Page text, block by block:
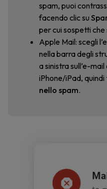
spam, puoi
facendo clic su
per cui sospetti che
Apple Mail: scegli
nella barra degli
a sinistra sull’e-
iPhone/iPad,
nello spam.